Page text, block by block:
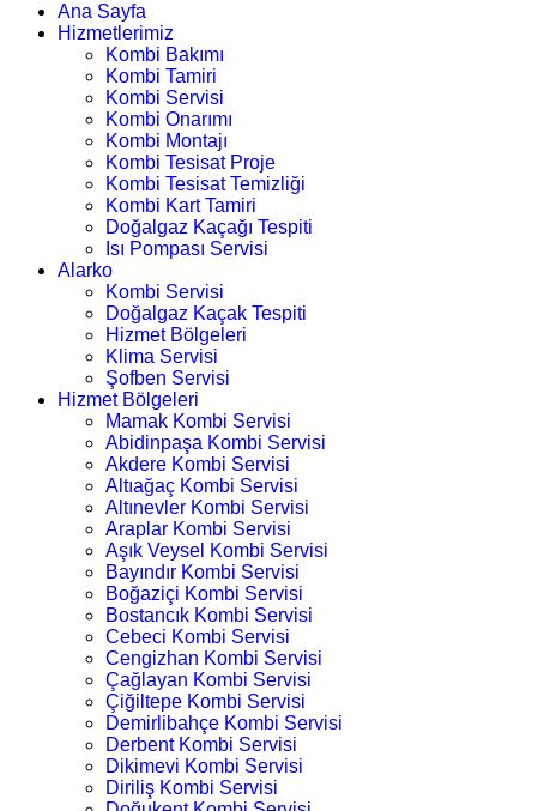
Ana Sayfa
Hizmetlerimiz
Kombi Bakımı
Kombi Tamiri
Kombi Servisi
Kombi Onarımı
Kombi Montajı
Kombi Tesisat Proje
Kombi Tesisat Temizliği
Kombi Kart Tamiri
Doğalgaz Kaçağı Tespiti
Isı Pompası Servisi
Alarko
Kombi Servisi
Doğalgaz Kaçak Tespiti
Hizmet Bölgeleri
Klima Servisi
Şofben Servisi
Hizmet Bölgeleri
Mamak Kombi Servisi
Abidinpaşa Kombi Servisi
Akdere Kombi Servisi
Altıağaç Kombi Servisi
Altınevler Kombi Servisi
Araplar Kombi Servisi
Aşık Veysel Kombi Servisi
Bayındır Kombi Servisi
Boğaziçi Kombi Servisi
Bostancık Kombi Servisi
Cebeci Kombi Servisi
Cengizhan Kombi Servisi
Çağlayan Kombi Servisi
Çiğiltepe Kombi Servisi
Demirlibahçe Kombi Servisi
Derbent Kombi Servisi
Dikimevi Kombi Servisi
Diriliş Kombi Servisi